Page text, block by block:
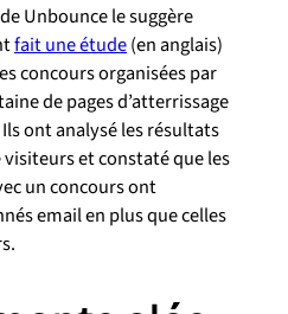
Unbounce le suggère
fait une étude(en anglais)
concours organisées par
de pages d’atterrissage
ont analysé les résultats
et constaté que les
un concours ont
email en plus que celles